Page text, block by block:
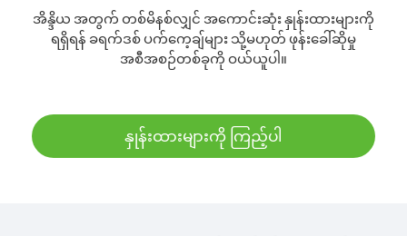
အိန္ဒိယ အတွက် တစ်မိနစ်လျှင် အကောင်းဆုံး နှုန်းထားများကို
ရရှိရန် ခရက်ဒစ် ပက်ကေ့ချ်များ သို့မဟုတ် ဖုန်းခေါ်ဆိုမှု
အစီအစဉ်တစ်ခုကို ဝယ်ယူပါ။
နှုန်းထားများကို ကြည့်ပါ